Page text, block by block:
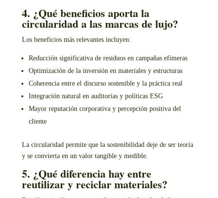
4. ¿Qué beneficios aporta la
circularidad a las marcas de lujo?
Los beneficios más relevantes incluyen:
Reducción significativa de residuos en campañas efímeras
Optimización de la inversión en materiales y estructuras
Coherencia entre el discurso sostenible y la práctica real
Integración natural en auditorías y políticas ESG
Mayor reputación corporativa y percepción positiva del
cliente
La circularidad permite que la sostenibilidad deje de ser teoría
y se convierta en un valor tangible y medible.
5. ¿Qué diferencia hay entre
reutilizar y reciclar materiales?